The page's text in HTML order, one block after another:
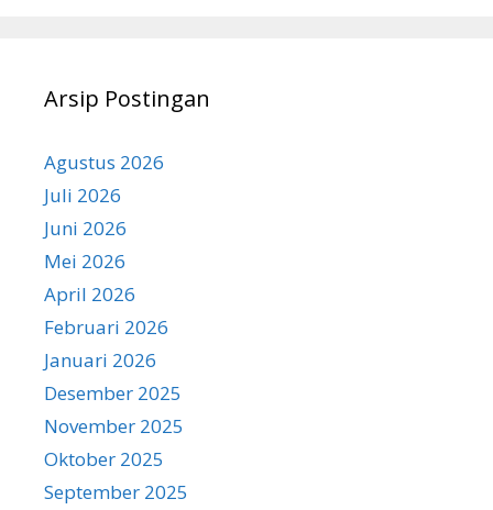
Arsip Postingan
Agustus 2026
Juli 2026
Juni 2026
Mei 2026
April 2026
Februari 2026
Januari 2026
Desember 2025
November 2025
Oktober 2025
September 2025